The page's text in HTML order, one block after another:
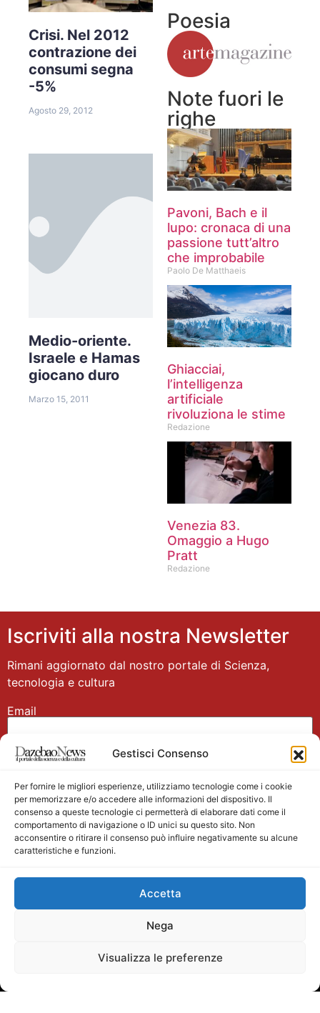
Gestisci Consenso
Per fornire le migliori esperienze, utilizziamo tecnologie come i cookie
per memorizzare e/o accedere alle informazioni del dispositivo. Il
consenso a queste tecnologie ci permetterà di elaborare dati come il
comportamento di navigazione o ID unici su questo sito. Non
acconsentire o ritirare il consenso può influire negativamente su alcune
caratteristiche e funzioni.
Accetta
Nega
Visualizza le preferenze
Crisi. Nel 2012
contrazione dei
consumi segna
-5%
Agosto 29, 2012
Medio-oriente.
Israele e Hamas
giocano duro
Marzo 15, 2011
Poesia
Note fuori le
righe
Pavoni, Bach e il
lupo: cronaca di una
passione tutt’altro
che improbabile
Paolo De Matthaeis
Ghiacciai,
l’intelligenza
artificiale
rivoluziona le stime
Redazione
Venezia 83.
Omaggio a Hugo
Pratt
Redazione
Iscriviti alla nostra Newsletter
Rimani aggiornato dal nostro portale di Scienza,
tecnologia e cultura
Email
Nome
Main partner
Testata giornalistica registrata presso il Tribunale di